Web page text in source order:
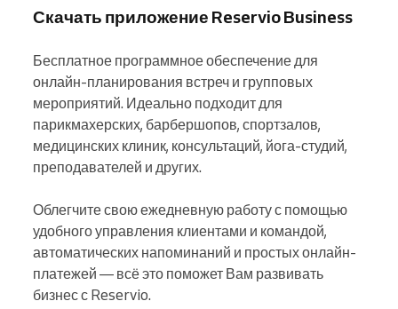
Скачать приложение Reservio Business
Бесплатное программное обеспечение для
онлайн-планирования встреч и групповых
мероприятий. Идеально подходит для
парикмахерских, барбершопов, спортзалов,
медицинских клиник, консультаций, йога-студий,
преподавателей и других.
Облегчите свою ежедневную работу с помощью
удобного управления клиентами и командой,
автоматических напоминаний и простых онлайн-
платежей — всё это поможет Вам развивать
бизнес с Reservio.